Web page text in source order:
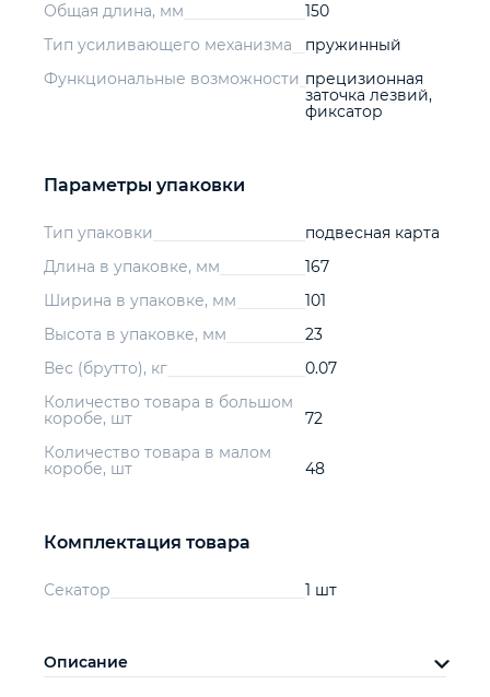
Общая длина, мм
150
Тип усиливающего механизма
пружинный
Функциональные возможности прецизионная
заточка лезвий,
фиксатор
Параметры упаковки
Тип упаковки
подвесная карта
Длина в упаковке, мм
167
Ширина в упаковке, мм
101
Высота в упаковке, мм
23
Вес (брутто), кг
0.07
Количество товара в большом
коробе, шт
72
Количество товара в малом
коробе, шт
48
Комплектация товара
Секатор 1 шт
Описание